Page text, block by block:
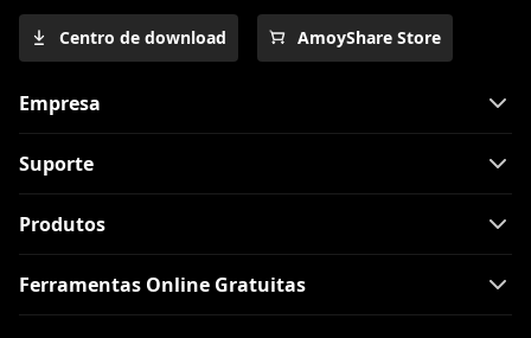
Centro de download AmoyShare Store
Empresa
Suporte
Produtos
Ferramentas Online Gratuitas